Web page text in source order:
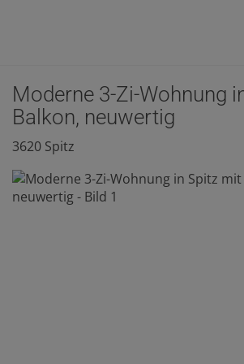
Moderne 3-Zi-Wohnung
Balkon, neuwertig
3620 Spitz